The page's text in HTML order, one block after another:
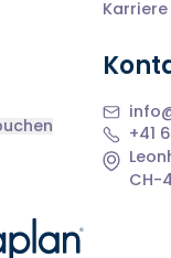
®
Karriere
+41
CH-